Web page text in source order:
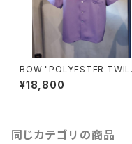
BOW "POLYESTER
KAIKIN S/S SHIRT"/
¥18,800
同じカテゴリの商品